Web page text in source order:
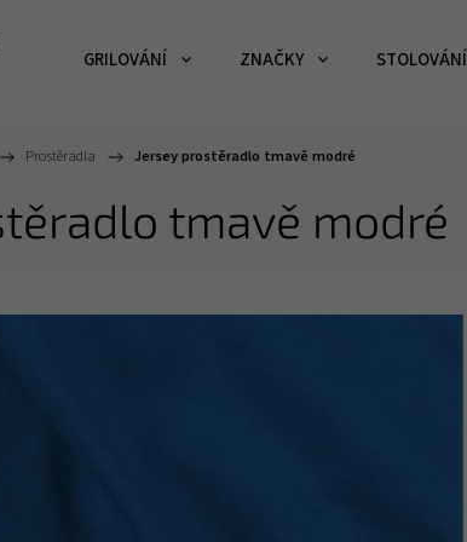
GRILOVÁNÍ ZNAČKY STOLOVÁNÍ
/ Prostěradla / Jersey prostěradlo tmavě modré
tmavě modré